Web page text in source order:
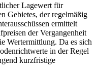
Lagewert für
Gebietes, der regelmäßig
ermittelt
der Vergangenheit
Wertermittlung. Da es sich
in der Regel
kurzfristige